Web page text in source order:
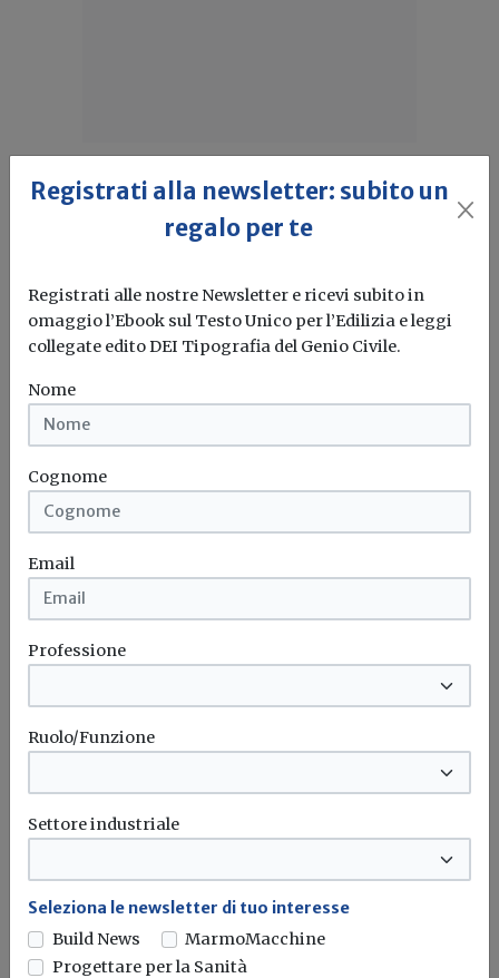
Idrogeno verde, una soluzione per
l'energia del futuro. Ma oggi è ancora
L'obiettivo crescita sostenibile è raggiungibile
attraverso l'utilizzo dell'idrogeno verde. Ma al
momento...Leggi
Bonus elettrodomestici green,
spunta il nuovo contributo per
Il governo ha allo studio l'introduzione di un nuovo
bonus elettrodomestici, che...Leggi
Potrebbe interessarti
Registrati alla newsletter: subito un
regalo per te
Registrati alle nostre Newsletter e ricevi subito in
omaggio l’Ebook sul Testo Unico per l’Edilizia e leggi
collegate edito DEI Tipografia del Genio Civile.
Nome
Cognome
Email
Professione
Ruolo/Funzione
Settore industriale
Seleziona le newsletter di tuo interesse
Build News
MarmoMacchine
Progettare per la Sanità